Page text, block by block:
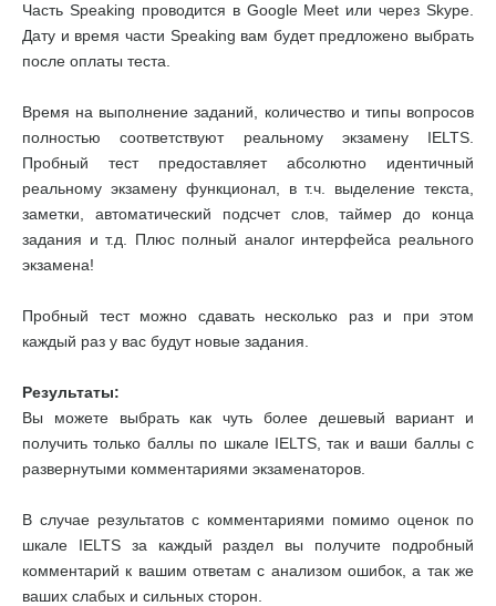
Часть Speaking проводится в Google Meet или через Skype.
Дату и время части Speaking вам будет предложено выбрать
после оплаты теста.
Время на выполнение заданий, количество и типы вопросов
полностью соответствуют реальному экзамену IELTS.
Пробный тест предоставляет абсолютно идентичный
реальному экзамену функционал, в т.ч. выделение текста,
заметки, автоматический подсчет слов, таймер до конца
задания и т.д. Плюс полный аналог интерфейса реального
экзамена!
Пробный тест можно сдавать несколько раз и при этом
каждый раз у вас будут новые задания.
Результаты:
Вы можете выбрать как чуть более дешевый вариант и
получить только баллы по шкале IELTS, так и ваши баллы с
развернутыми комментариями экзаменаторов.
В случае результатов с комментариями помимо оценок по
шкале IELTS за каждый раздел вы получите подробный
комментарий к вашим ответам с анализом ошибок, а так же
ваших слабых и сильных сторон.